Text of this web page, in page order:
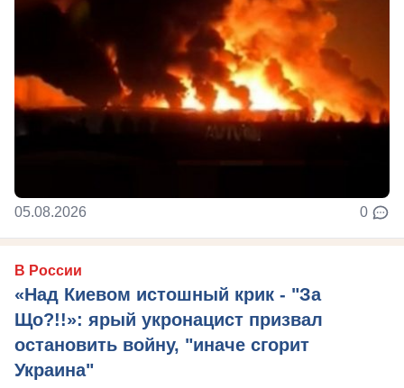
05.08.2026 0
В России
«Над Киевом истошный крик - "За
Що?!!»: ярый укронацист призвал
остановить войну, "иначе сгорит
Украина"